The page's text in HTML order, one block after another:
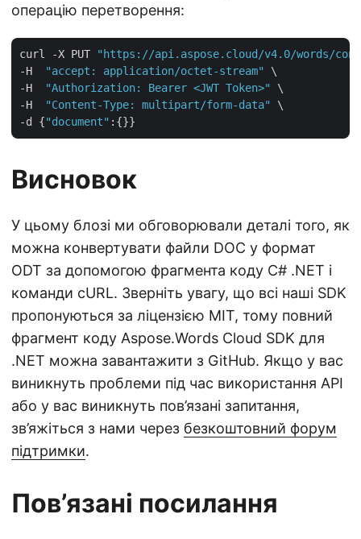
операцію перетворення:
curl -X PUT
"https://api.aspose.cloud/v4.0/words/
-H
"accept: application/octet-stream"
\
-H
"Authorization: Bearer <JWT Token>"
\
-H
"Content-Type: multipart/form-data"
\
-d {"document"
Висновок
У цьому блозі ми обговорювали деталі того, як
можна конвертувати файли DOC у формат
ODT за допомогою фрагмента коду C# .NET і
команди cURL. Зверніть увагу, що всі наші SDK
пропонуються за ліцензією MIT, тому повний
фрагмент коду Aspose.Words Cloud SDK для
.NET можна завантажити з GitHub. Якщо у вас
виникнуть проблеми під час використання API
або у вас виникнуть пов’язані запитання,
зв’яжіться з нами через безкоштовний форум
підтримки.
Пов’язані посилання